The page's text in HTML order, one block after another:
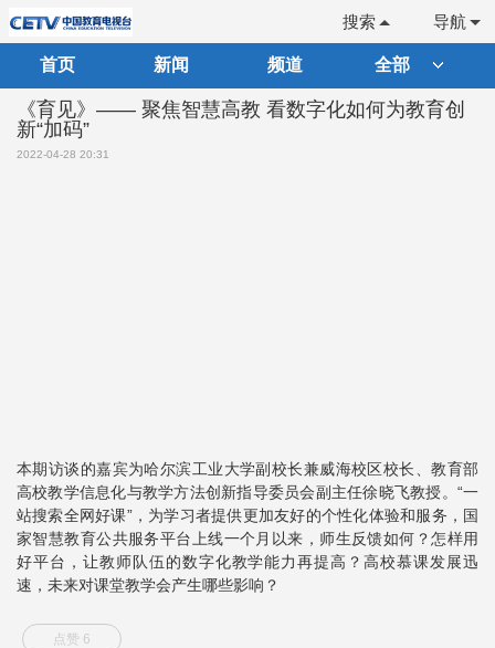
导航
搜索
首页 新闻 频道 全部
《育见》—— 聚焦智慧高教 看数字化如何为教育创
新“加码”
2022-04-28 20:31
本期访谈的嘉宾为哈尔滨工业大学副校长兼威海校区校长、教育部
高校教学信息化与教学方法创新指导委员会副主任徐晓飞教授。“一
站搜索全网好课”，为学习者提供更加友好的个性化体验和服务，国
家智慧教育公共服务平台上线一个月以来，师生反馈如何？怎样用
好平台，让教师队伍的数字化教学能力再提高？高校慕课发展迅
速，未来对课堂教学会产生哪些影响？
点赞 6